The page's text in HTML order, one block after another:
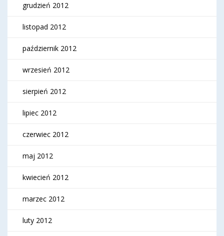
grudzień 2012
listopad 2012
październik 2012
wrzesień 2012
sierpień 2012
lipiec 2012
czerwiec 2012
maj 2012
kwiecień 2012
marzec 2012
luty 2012